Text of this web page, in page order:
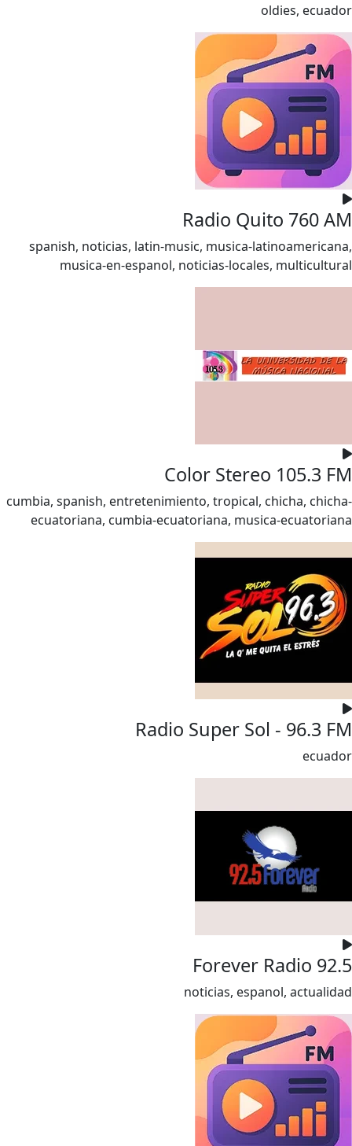
oldies, ecuador
Radio Quito 760 AM
spanish, noticias, latin-music, musica-latinoamericana,
musica-en-espanol, noticias-locales, multicultural
Color Stereo 105.3 FM
cumbia, spanish, entretenimiento, tropical, chicha, chicha-
ecuatoriana, cumbia-ecuatoriana, musica-ecuatoriana
Radio Super Sol - 96.3 FM
ecuador
Forever Radio 92.5
noticias, espanol, actualidad